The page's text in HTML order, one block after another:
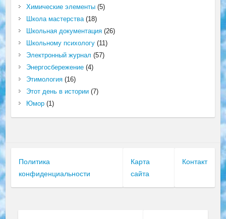
Химические элементы(5)
Школа мастерства(18)
Школьная документация(26)
Школьному психологу(11)
Электронный журнал (57)
Энергосбережение(4)
Этимология(16)
Этот день в истории(7)
Юмор(1)
Политика
конфиденциальности
Карта
сайта
Контакт